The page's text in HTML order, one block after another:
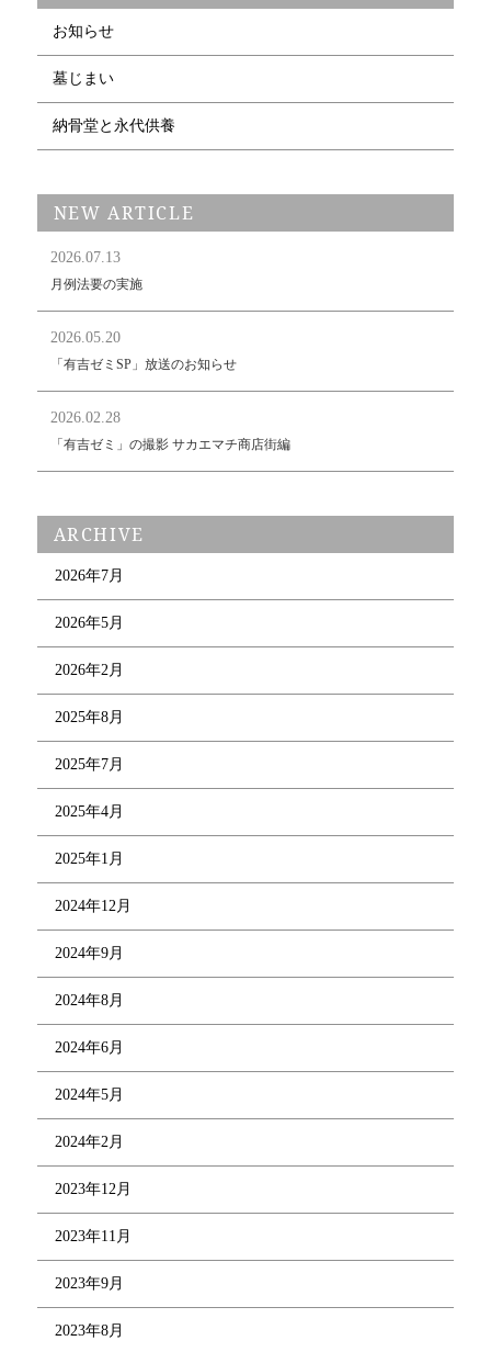
お知らせ
墓じまい
納骨堂と永代供養
NEW ARTICLE
2026.07.13
月例法要の実施
2026.05.20
「有吉ゼミSP」放送のお知らせ
2026.02.28
「有吉ゼミ」の撮影 サカエマチ商店街編
ARCHIVE
2026年7月
2026年5月
2026年2月
2025年8月
2025年7月
2025年4月
2025年1月
2024年12月
2024年9月
2024年8月
2024年6月
2024年5月
2024年2月
2023年12月
2023年11月
2023年9月
2023年8月